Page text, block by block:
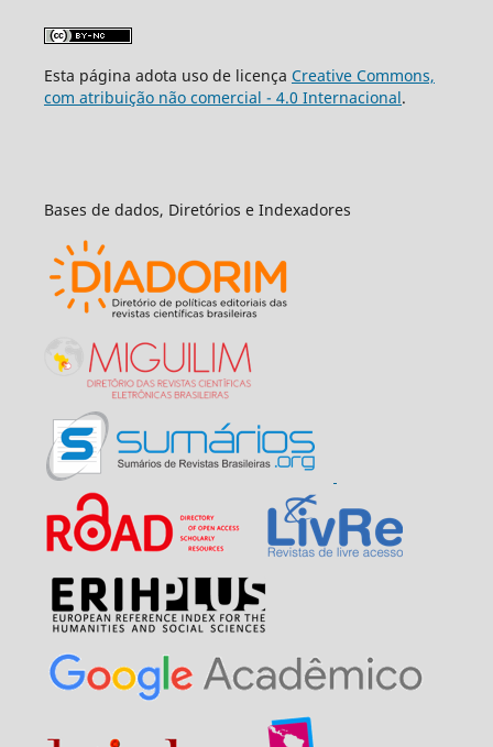
Esta página adota uso de licença Creative Commons,
com atribuição não comercial - 4.0 Internacional.
Bases de dados, Diretórios e Indexadores